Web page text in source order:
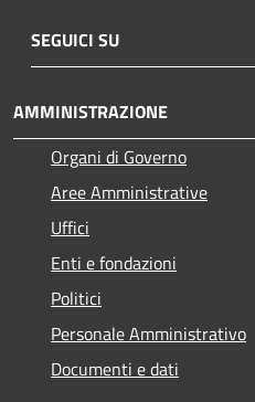
SEGUICI SU
AMMINISTRAZIONE
Organi di Governo
Aree Amministrative
Uffici
Enti e fondazioni
Politici
Personale Amministrativo
Documenti e dati